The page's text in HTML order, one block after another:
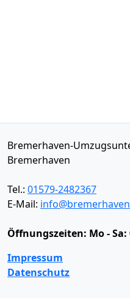
Bremerhaven-
Bremerhaven
Tel.: 01579-2482367
E-Mail:
Öffnungszeiten: Mo -
Impressum
Datenschutz